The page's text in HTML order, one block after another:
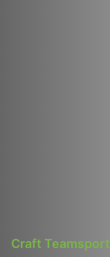
Craft Teamsport